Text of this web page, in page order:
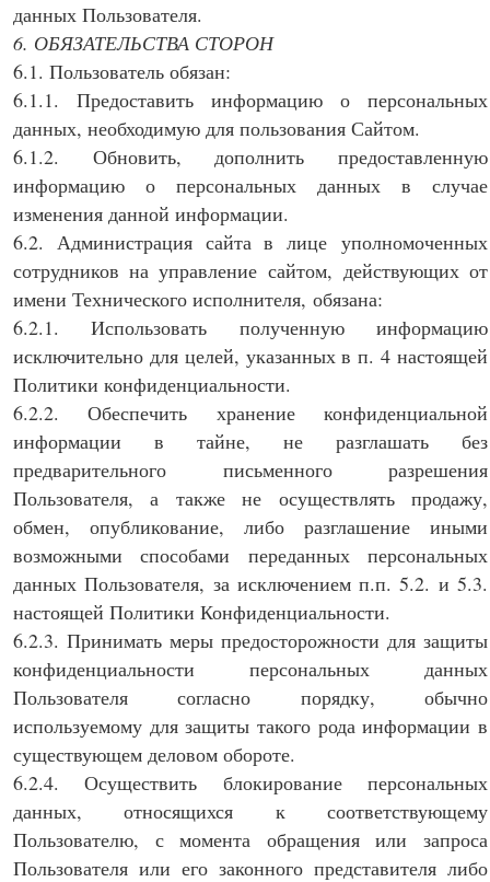
данных Пользователя.
6. ОБЯЗАТЕЛЬСТВА СТОРОН
6.1. Пользователь обязан:
6.1.1. Предоставить информацию о персональных
данных, необходимую для пользования Сайтом.
6.1.2. Обновить, дополнить предоставленную
информацию о персональных данных в случае
изменения данной информации.
6.2. Администрация сайта в лице уполномоченных
сотрудников на управление сайтом, действующих от
имени Технического исполнителя, обязана:
6.2.1. Использовать полученную информацию
исключительно для целей, указанных в п. 4 настоящей
Политики конфиденциальности.
6.2.2. Обеспечить хранение конфиденциальной
информации в тайне, не разглашать без
предварительного письменного разрешения
Пользователя, а также не осуществлять продажу,
обмен, опубликование, либо разглашение иными
возможными способами переданных персональных
данных Пользователя, за исключением п.п. 5.2. и 5.3.
настоящей Политики Конфиденциальности.
6.2.3. Принимать меры предосторожности для защиты
конфиденциальности персональных данных
Пользователя согласно порядку, обычно
используемому для защиты такого рода информации в
существующем деловом обороте.
6.2.4. Осуществить блокирование персональных
данных, относящихся к соответствующему
Пользователю, с момента обращения или запроса
Пользователя или его законного представителя либо